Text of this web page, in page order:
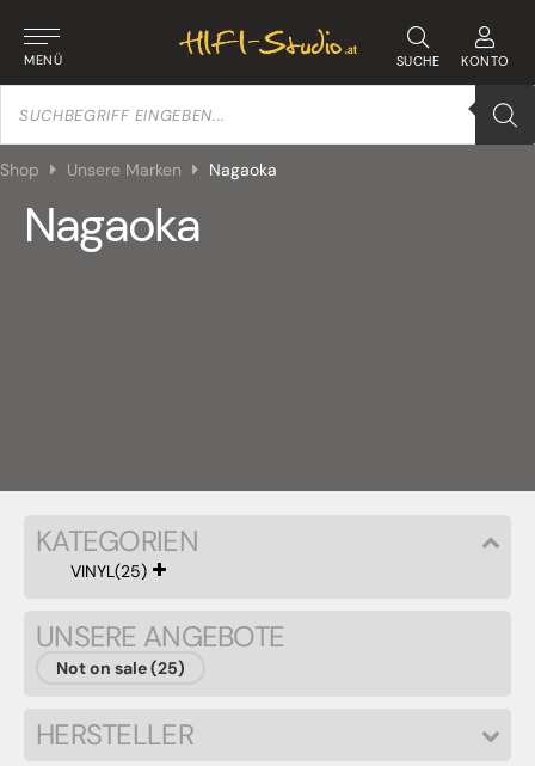
MENÜ SUCHE KONTO
Products
search
Shop Unsere Marken Nagaoka
Nagaoka
KATEGORIEN
VINYL(25)
UNSERE ANGEBOTE
Not on sale (25)
HERSTELLER